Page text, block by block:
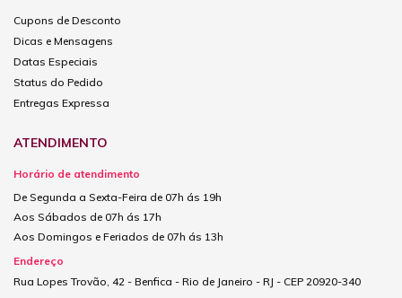
Cupons de Desconto
Dicas e Mensagens
Datas Especiais
Status do Pedido
Entregas Expressa
ATENDIMENTO
Horário de atendimento
De Segunda a Sexta-Feira de 07h ás 19h
Aos Sábados de 07h ás 17h
Aos Domingos e Feriados de 07h ás 13h
Endereço
Rua Lopes Trovão, 42 - Benfica - Rio de Janeiro - RJ - CEP 20920-340